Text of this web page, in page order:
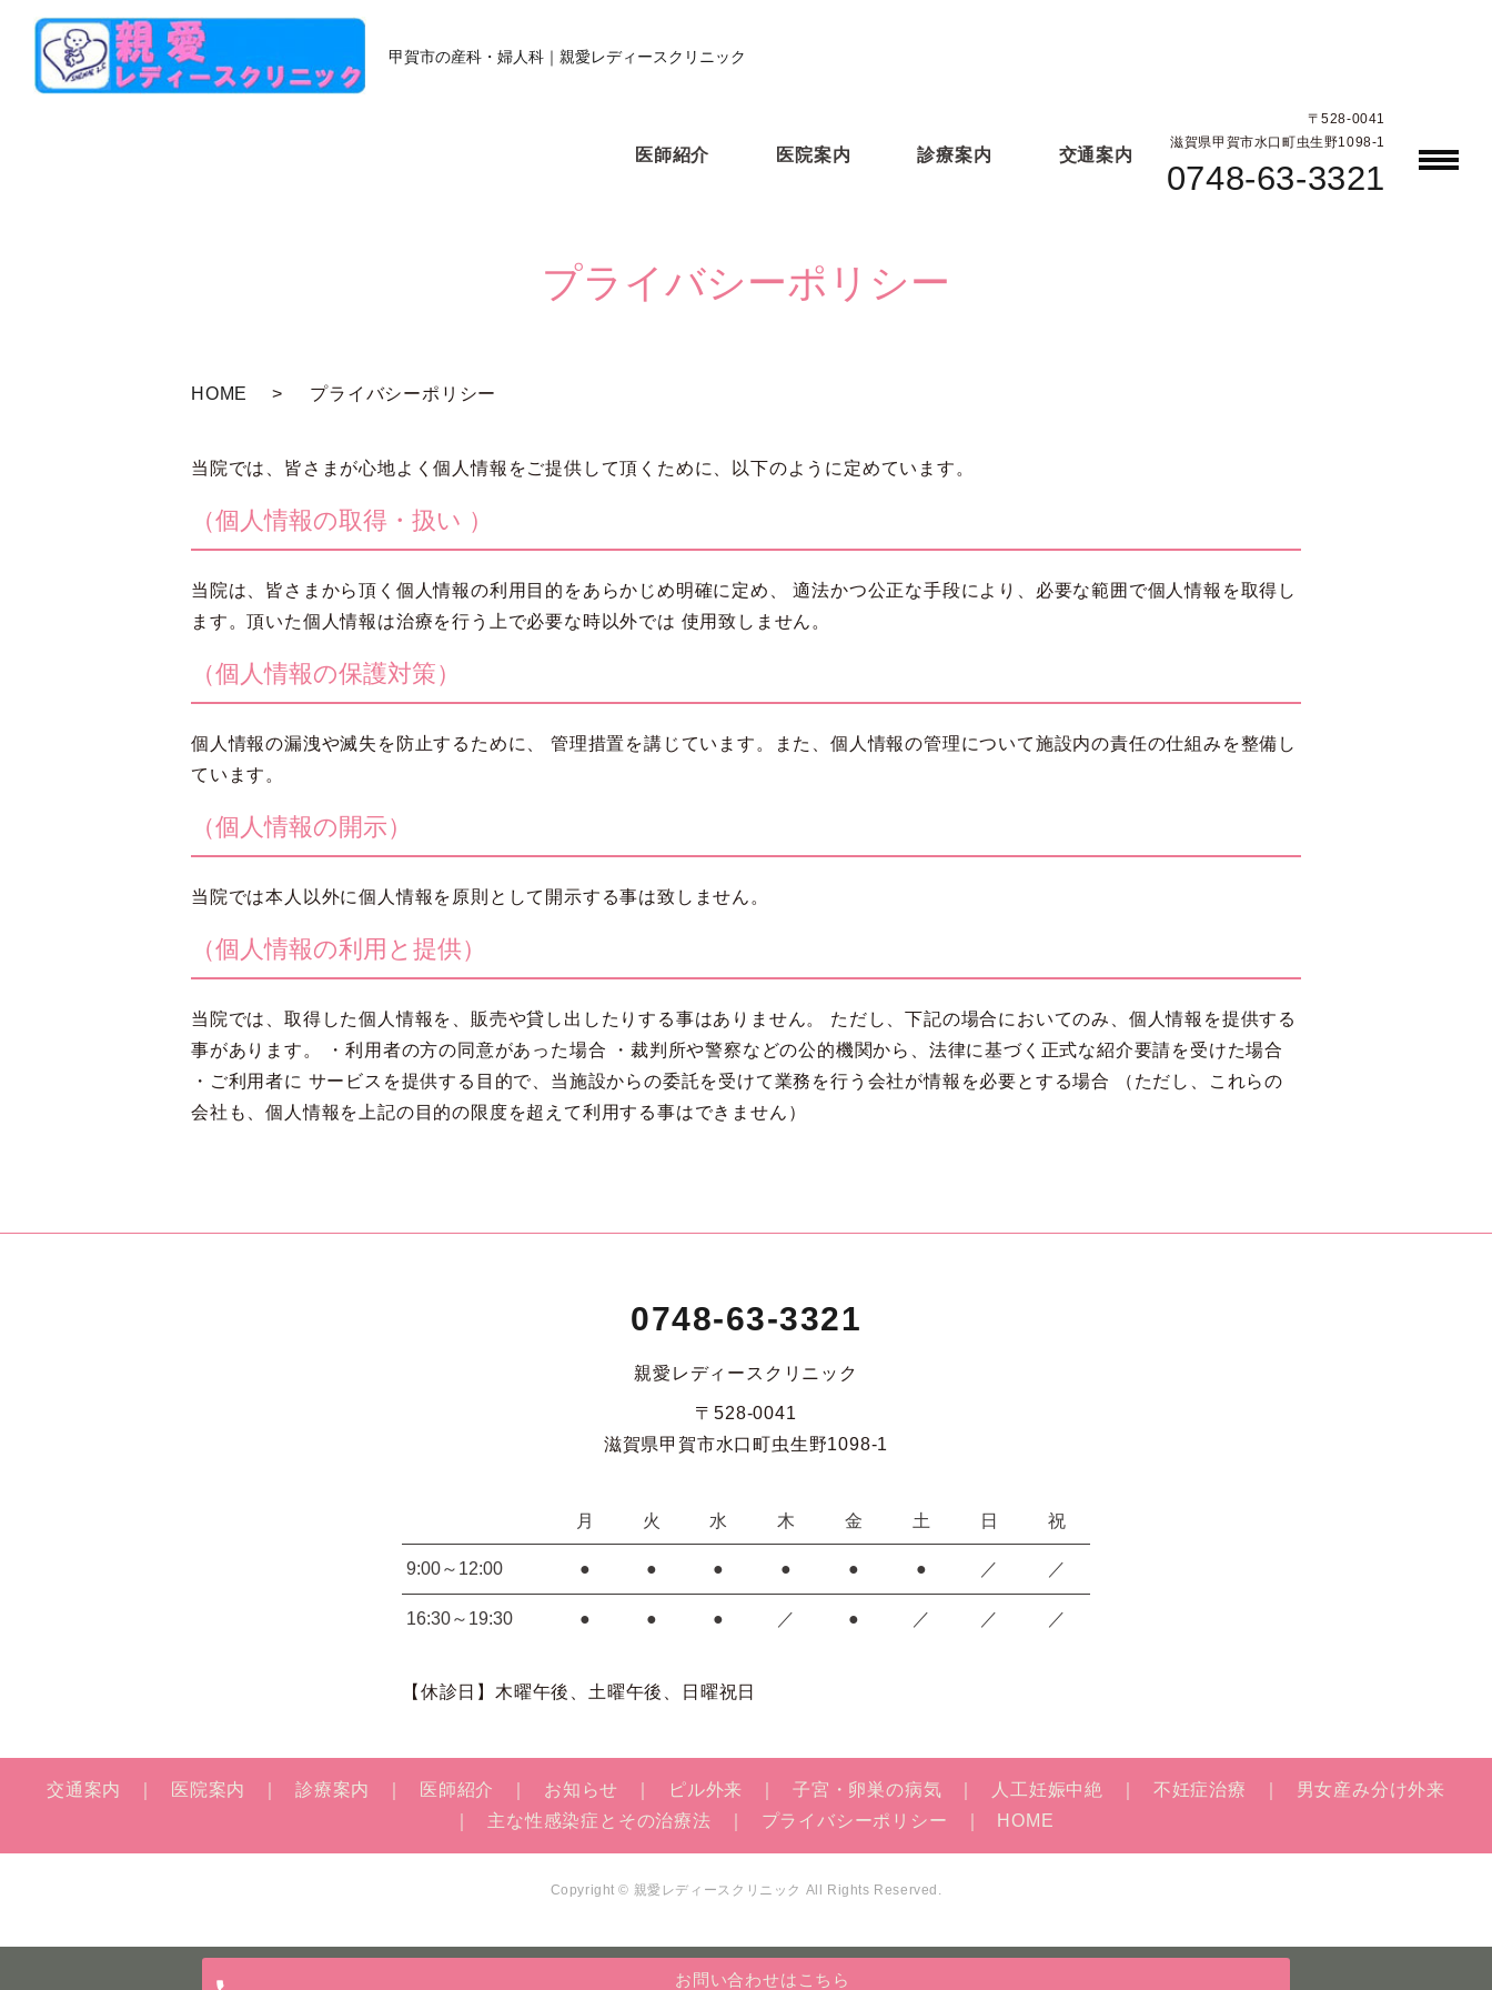
甲賀市の産科・婦人科｜親愛レディースクリニック
医師紹介 医院案内 診療案内 交通案内
〒528-0041
滋賀県甲賀市水口町虫生野1098-1
0748-63-3321
プライバシーポリシー
HOME プライバシーポリシー
当院では、皆さまが心地よく個人情報をご提供して頂くために、以下のように定めています。
（個人情報の取得・扱い ）
当院は、皆さまから頂く個人情報の利用目的をあらかじめ明確に定め、 適法かつ公正な手段により、必要な範囲で個人情報を取得し
ます。頂いた個人情報は治療を行う上で必要な時以外では 使用致しません。
（個人情報の保護対策）
個人情報の漏洩や滅失を防止するために、 管理措置を講じています。また、個人情報の管理について施設内の責任の仕組みを整備し
ています。
（個人情報の開示）
当院では本人以外に個人情報を原則として開示する事は致しません。
（個人情報の利用と提供）
当院では、取得した個人情報を、販売や貸し出したりする事はありません。 ただし、下記の場合においてのみ、個人情報を提供する
事があります。 ・利用者の方の同意があった場合 ・裁判所や警察などの公的機関から、法律に基づく正式な紹介要請を受けた場合
・ご利用者に サービスを提供する目的で、当施設からの委託を受けて業務を行う会社が情報を必要とする場合 （ただし、これらの
会社も、個人情報を上記の目的の限度を超えて利用する事はできません）
お問い合わせはこちら
0748-63-3321
親愛レディースクリニック
〒528-0041
滋賀県甲賀市水口町虫生野1098-1
月 火 水 木 金 土 日 祝
9:00～12:00 ● ● ● ● ● ● ／ ／
16:30～19:30 ● ● ● ／ ● ／ ／ ／
【休診日】木曜午後、土曜午後、日曜祝日
交通案内 医院案内 診療案内 医師紹介 お知らせ ピル外来 子宮・卵巣の病気 人工妊娠中絶 不妊症治療
男女産み分け外来
主な性感染症とその治療法
プライバシーポリシー HOME
Copyright © 親愛レディースクリニック All Rights Reserved.